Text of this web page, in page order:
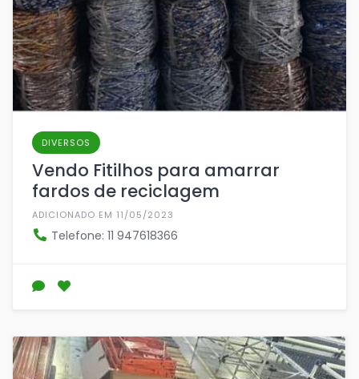
DIVERSOS
Vendo Fitilhos para amarrar
fardos de reciclagem
ADICIONADO EM 11/05/2023
Telefone: 11 947618366